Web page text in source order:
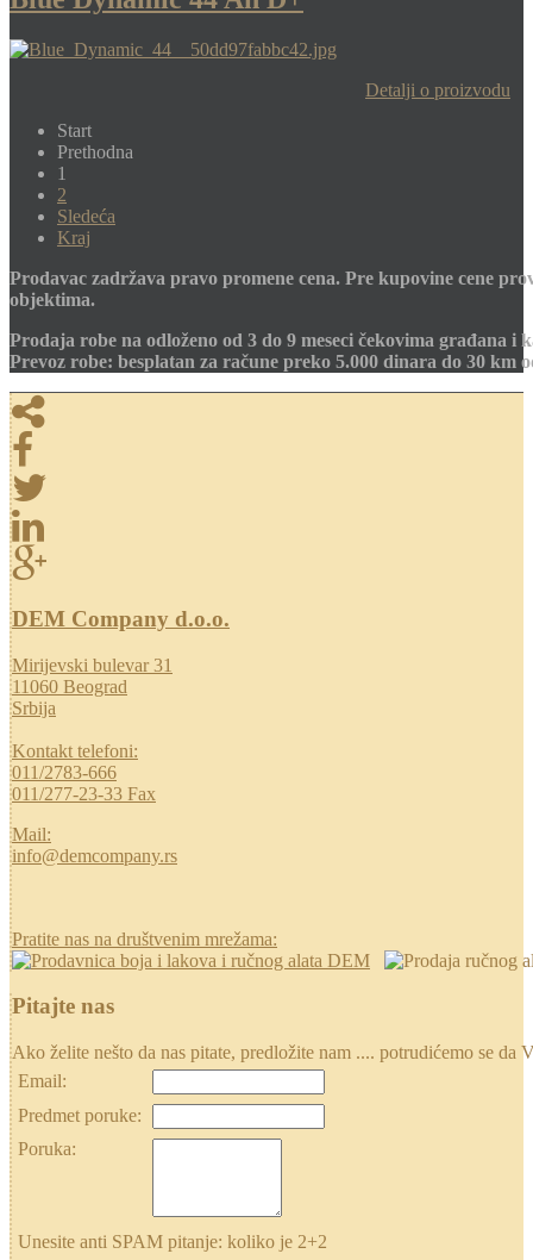
Detalji o proizvodu
Start
Prethodna
1
2
Sledeća
Kraj
Prodavac zadržava pravo promene cena. Pre kupovine cene
objektima.
Prodaja robe na odloženo od 3 do 9 meseci čekovima građana i
Prevoz robe: besplatan za račune preko 5.000 dinara do 30 km
DEM Company d.o.o.
Mirijevski bulevar 31
11060 Beograd
Srbija
Kontakt telefoni:
011/2783-666
011/277-23-33 Fax
Mail:
info@demcompany.rs
Pratite nas na društvenim mrežama:
Pitajte nas
Ako želite nešto da nas pitate, predložite nam .... potrudićemo se
Email:
Predmet poruke:
Poruka:
Unesite anti SPAM pitanje: koliko je 2+2